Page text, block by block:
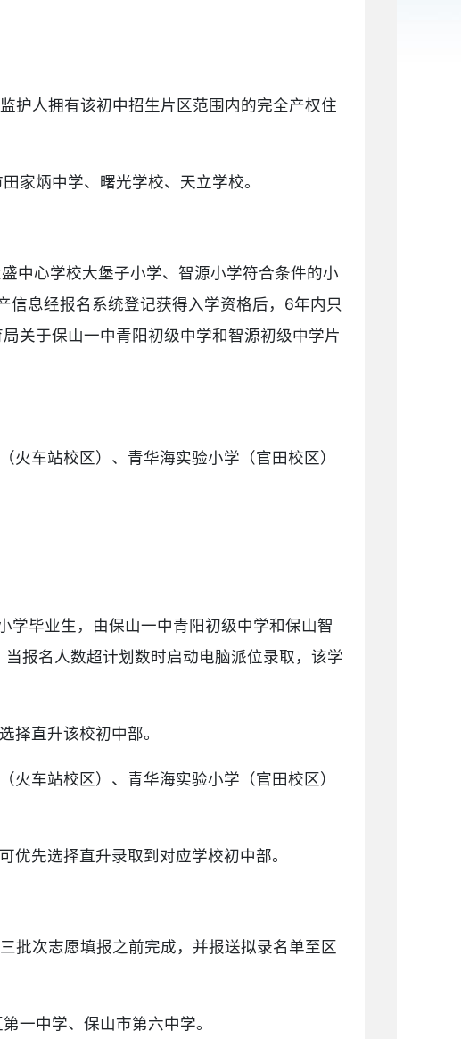
护人拥有该初中招生片区范围内的完全产权住
家炳中学、曙光学校、天立学校。
中心学校大堡子小学、智源小学符合条件的小
息经报名系统登记获得入学资格后，6年内只
关于保山一中青阳初级中学和智源初级中学片
火车站校区）、青华海实验小学（官田校区）
学毕业生，由保山一中青阳初级中学和保山智
报名人数超计划数时启动电脑派位录取，该学
择直升该校初中部。
火车站校区）、青华海实验小学（官田校区）
优先选择直升录取到对应学校初中部。
批次志愿填报之前完成，并报送拟录名单至区
一中学、保山市第六中学。